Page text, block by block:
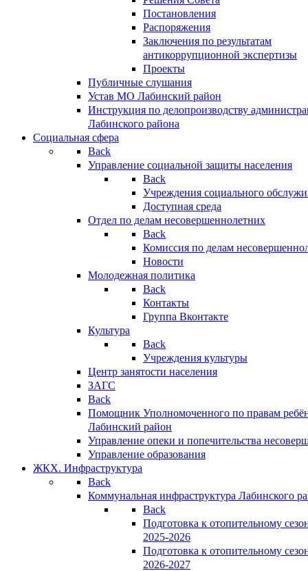
Постановления
Распоряжения
Заключения по результатам
антикоррупционной экспертизы
Проекты
Публичные слушания
Устав МО Лабинский район
Инструкция по делопроизводству
Лабинского района
Социальная сфера
Back
Управление социальной защиты населения
Back
Учреждения социального
Доступная среда
Отдел по делам несовершеннолетних
Back
Комиссия по делам
Новости
Молодежная политика
Back
Контакты
Группа Вконтакте
Культура
Back
Учреждения культуры
Центр занятости населения
ЗАГС
Back
Помощник Уполномоченного по правам
Лабинский район
Управление опеки и попечительства
Управление образования
ЖКХ. Инфраструктура
Back
Коммунальная инфраструктура Лабинского
Back
Подготовка к отопительному
2025-2026
Подготовка к отопительному
2026-2027